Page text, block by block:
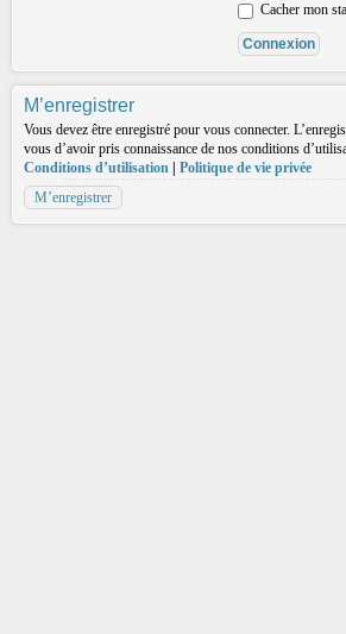
Cacher mon
M’enregistrer
Vous devez être enregistré pour vous connecter.
vous d’avoir pris connaissance de nos conditions
Conditions d’utilisation
Politique de vie privée
M’enregistrer